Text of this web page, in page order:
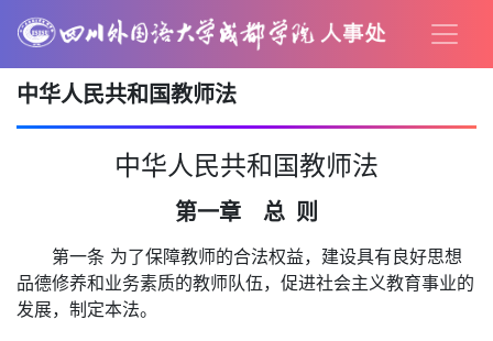
中华人民共和国教师法
中华人民共和国教师法
第一章 总 则
第一条 为了保障教师的合法权益，建设具有良好思想
品德修养和业务素质的教师队伍，促进社会主义教育事业的
发展，制定本法。